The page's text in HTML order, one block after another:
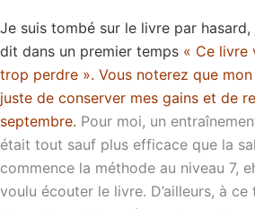
Je suis tombé sur le livre par hasard,
dit dans un premier temps « Ce livre
trop perdre ». Vous noterez que
juste de conserver mes gains et de
septembre. Pour moi, un
était tout sauf plus efficace que la
commence la méthode au niveau 7,
voulu écouter le livre. D’ailleurs, à ce